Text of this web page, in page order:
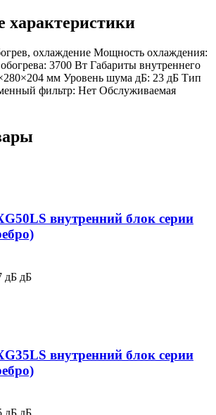
характеристики
охлаждение Мощность охлаждения:
3700 Вт Габариты внутреннего
мм Уровень шума дБ: 23 дБ Тип
фильтр: Нет Обслуживаемая
внутренний блок серии
дБ дБ
внутренний блок серии